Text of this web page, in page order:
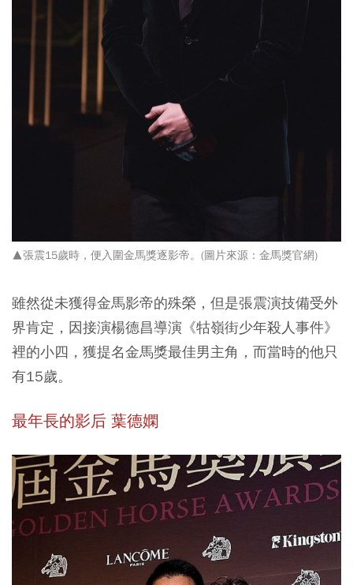
▲張震15歲時，便入圍金馬獎逐影帝。 (圖片來源：金馬獎官網)
雖然從未獲得金馬影帝的殊榮，但是張震演技備受外
界肯定，因接演楊德昌導演《牯嶺街少年殺人事件》
裡的小四，獲提名金馬獎最佳男主角，而當時的他只
有15歲。
最年長的影后 葉德嫻